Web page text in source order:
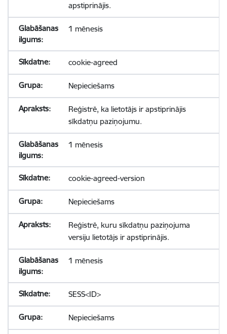
apstiprinājis.
1 mēnesis
cookie-agreed
Nepieciešams
Reģistrē, ka lietotājs ir apstiprinājis
sīkdatņu paziņojumu.
1 mēnesis
cookie-agreed-version
Nepieciešams
Reģistrē, kuru sīkdatņu paziņojuma
versiju lietotājs ir apstiprinājis.
1 mēnesis
SESS<ID>
Nepieciešams